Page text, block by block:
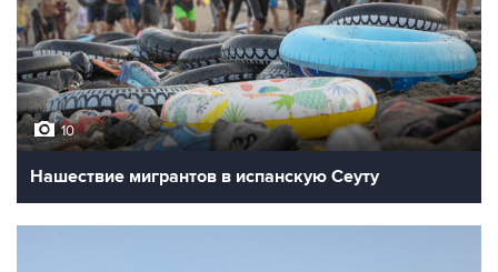
10
Нашествие мигрантов в испанскую Сеуту